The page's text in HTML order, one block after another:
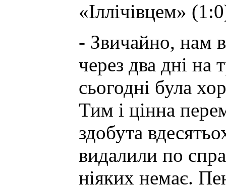
«Іллічівцем»
- Звичайно, нам
через два дні на
сьогодні була
Тим і цінна
здобута
видалили по
ніяких немає.